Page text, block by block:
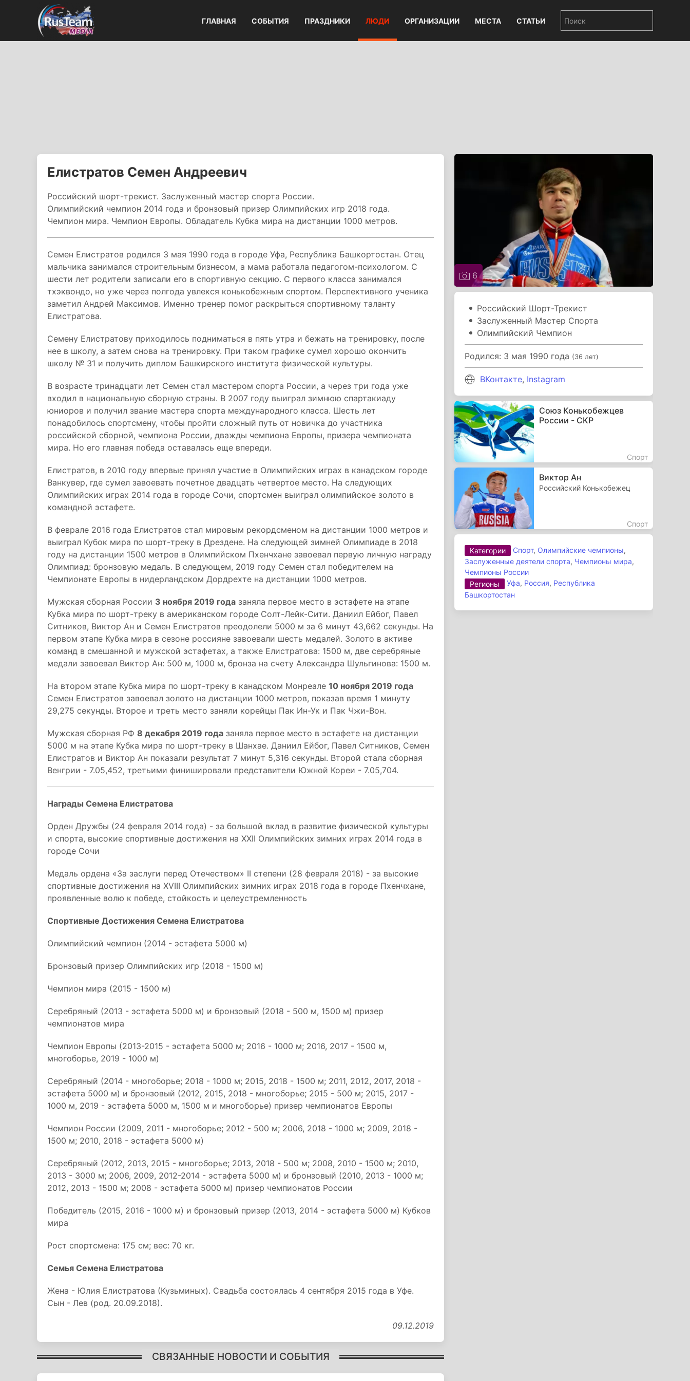
ГЛАВНАЯ СОБЫТИЯ ПРАЗДНИКИ ЛЮДИ ОРГАНИЗАЦИИ МЕСТА СТАТЬИ
Елистратов Семен Андреевич
Российский шорт-трекист. Заслуженный мастер спорта России.
Олимпийский чемпион 2014 года и бронзовый призер Олимпийских игр 2018 года.
Чемпион мира. Чемпион Европы. Обладатель Кубка мира на дистанции 1000 метров.
Семен Елистратов родился 3 мая 1990 года в городе Уфа, Республика Башкортостан. Отец
мальчика занимался строительным бизнесом, а мама работала педагогом-психологом. С
шести лет родители записали его в спортивную секцию. С первого класса занимался
тхэквондо, но уже через полгода увлекся конькобежным спортом. Перспективного ученика
заметил Андрей Максимов. Именно тренер помог раскрыться спортивному таланту
Елистратова.
Семену Елистратову приходилось подниматься в пять утра и бежать на тренировку, после
нее в школу, а затем снова на тренировку. При таком графике сумел хорошо окончить
школу № 31 и получить диплом Башкирского института физической культуры.
В возрасте тринадцати лет Семен стал мастером спорта России, а через три года уже
входил в национальную сборную страны. В 2007 году выиграл зимнюю спартакиаду
юниоров и получил звание мастера спорта международного класса. Шесть лет
понадобилось спортсмену, чтобы пройти сложный путь от новичка до участника
российской сборной, чемпиона России, дважды чемпиона Европы, призера чемпионата
мира. Но его главная победа оставалась еще впереди.
Елистратов, в 2010 году впервые принял участие в Олимпийских играх в канадском городе
Ванкувер, где сумел завоевать почетное двадцать четвертое место. На следующих
Олимпийских играх 2014 года в городе Сочи, спортсмен выиграл олимпийское золото в
командной эстафете.
В феврале 2016 года Елистратов стал мировым рекордсменом на дистанции 1000 метров и
выиграл Кубок мира по шорт-треку в Дрездене. На следующей зимней Олимпиаде в 2018
году на дистанции 1500 метров в Олимпийском Пхенчхане завоевал первую личную награду
Олимпиад: бронзовую медаль. В следующем, 2019 году Семен стал победителем на
Чемпионате Европы в нидерландском Дордрехте на дистанции 1000 метров.
Мужская сборная России 3 ноября 2019 года заняла первое место в эстафете на этапе
Кубка мира по шорт-треку в американском городе Солт-Лейк-Сити. Даниил Ейбог, Павел
Ситников, Виктор Ан и Семен Елистратов преодолели 5000 м за 6 минут 43,662 секунды. На
первом этапе Кубка мира в сезоне россияне завоевали шесть медалей. Золото в активе
команд в смешанной и мужской эстафетах, а также Елистратова: 1500 м, две серебряные
медали завоевал Виктор Ан: 500 м, 1000 м, бронза на счету Александра Шульгинова: 1500 м.
На втором этапе Кубка мира по шорт-треку в канадском Монреале 10 ноября 2019 года
Семен Елистратов завоевал золото на дистанции 1000 метров, показав время 1 минуту
29,275 секунды. Второе и треть место заняли корейцы Пак Ин-Ук и Пак Чжи-Вон.
Мужская сборная РФ 8 декабря 2019 года заняла первое место в эстафете на дистанции
5000 м на этапе Кубка мира по шорт-треку в Шанхае. Даниил Ейбог, Павел Ситников, Семен
Елистратов и Виктор Ан показали результат 7 минут 5,316 секунды. Второй стала сборная
Венгрии - 7.05,452, третьими финишировали представители Южной Кореи - 7.05,704.
Награды Семена Елистратова
Орден Дружбы (24 февраля 2014 года) - за большой вклад в развитие физической культуры
и спорта, высокие спортивные достижения на XXII Олимпийских зимних играх 2014 года в
городе Сочи
Медаль ордена «За заслуги перед Отечеством» II степени (28 февраля 2018) - за высокие
спортивные достижения на XVIII Олимпийских зимних играх 2018 года в городе Пхенчхане,
проявленные волю к победе, стойкость и целеустремленность
Спортивные Достижения Семена Елистратова
Олимпийский чемпион (2014 - эстафета 5000 м)
Бронзовый призер Олимпийских игр (2018 - 1500 м)
Чемпион мира (2015 - 1500 м)
Серебряный (2013 - эстафета 5000 м) и бронзовый (2018 - 500 м, 1500 м) призер
чемпионатов мира
Чемпион Европы (2013-2015 - эстафета 5000 м; 2016 - 1000 м; 2016, 2017 - 1500 м,
многоборье, 2019 - 1000 м)
Серебряный (2014 - многоборье; 2018 - 1000 м; 2015, 2018 - 1500 м; 2011, 2012, 2017, 2018 -
эстафета 5000 м) и бронзовый (2012, 2015, 2018 - многоборье; 2015 - 500 м; 2015, 2017 -
1000 м, 2019 - эстафета 5000 м, 1500 м и многоборье) призер чемпионатов Европы
Чемпион России (2009, 2011 - многоборье; 2012 - 500 м; 2006, 2018 - 1000 м; 2009, 2018 -
1500 м; 2010, 2018 - эстафета 5000 м)
Серебряный (2012, 2013, 2015 - многоборье; 2013, 2018 - 500 м; 2008, 2010 - 1500 м; 2010,
2013 - 3000 м; 2006, 2009, 2012-2014 - эстафета 5000 м) и бронзовый (2010, 2013 - 1000 м;
2012, 2013 - 1500 м; 2008 - эстафета 5000 м) призер чемпионатов России
Победитель (2015, 2016 - 1000 м) и бронзовый призер (2013, 2014 - эстафета 5000 м) Кубков
мира
Рост спортсмена: 175 см; вес: 70 кг.
Семья Семена Елистратова
Жена - Юлия Елистратова (Кузьминых). Свадьба состоялась 4 сентября 2015 года в Уфе.
Сын - Лев (род. 20.09.2018).
09.12.2019
СВЯЗАННЫЕ НОВОСТИ И СОБЫТИЯ
6
Российский Шорт-Трекист
Заслуженный Мастер Спорта
Олимпийский Чемпион
Родился: 3 мая 1990 года (36 лет)
ВКонтакте, Instagram
Союз Конькобежцев
России - СКР
Спорт
Виктор Ан
Российский Конькобежец
Спорт
Категории Спорт, Олимпийские чемпионы,
Заслуженные деятели спорта, Чемпионы мира,
Чемпионы России
Регионы
Уфа, Россия, Республика
Башкортостан